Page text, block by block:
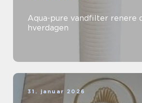
Aqua-pure vandfilter renere drikkevand i
hverdagen
31. januar 2026